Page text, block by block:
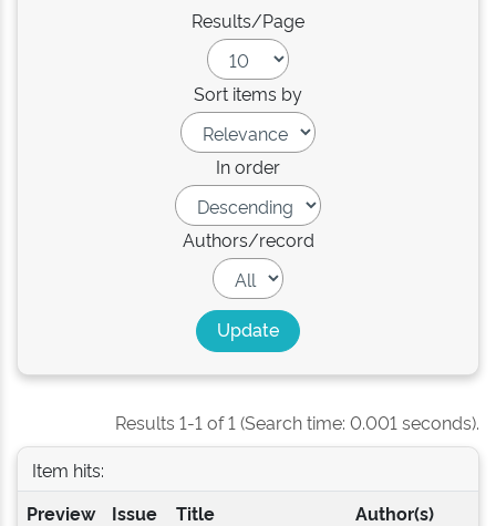
Results/Page
Sort items by
In order
Authors/record
Results 1-1 of 1 (Search time: 0.001 seconds).
Item hits:
Preview
Issue
Title Author(s)